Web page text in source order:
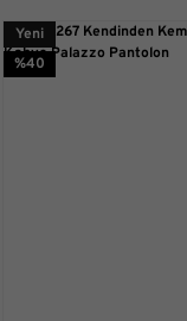
Yeni
%40